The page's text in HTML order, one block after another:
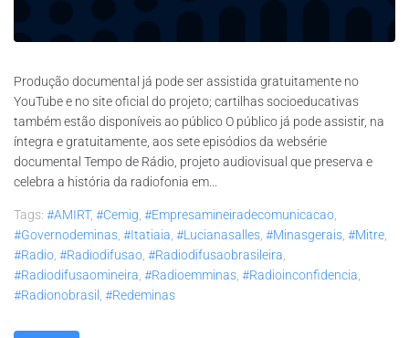
Produção documental já pode ser assistida gratuitamente no
YouTube e no site oficial do projeto; cartilhas socioeducativas
também estão disponíveis ao público O público já pode assistir, na
íntegra e gratuitamente, aos sete episódios da websérie
documental Tempo de Rádio, projeto audiovisual que preserva e
celebra a história da radiofonia em...
Tags: #AMIRT, #Cemig, #empresamineiradecomunicacao,
#governodeminas, #itatiaia, #lucianasalles, #minasgerais, #mitre,
#radio, #radiodifusao, #radiodifusaobrasileira,
#radiodifusaomineira, #radioemminas, #radioinconfidencia,
#radionobrasil , #redeminas